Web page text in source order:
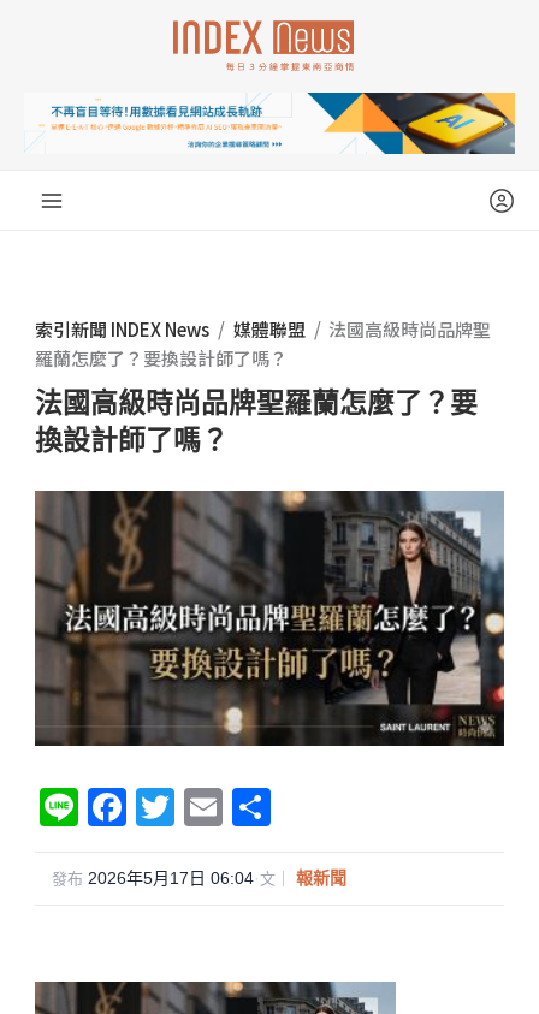
索引新聞 INDEX News / 媒體聯盟 / 法國高級時尚品牌聖
羅蘭怎麼了？要換設計師了嗎？
法國高級時尚品牌聖羅蘭怎麼了？要
換設計師了嗎？
Li
n
e
F
a
c
o
T
wi
tt
E
m
ail
享
發布 2026年5月17日 06:04·文｜ 報新聞